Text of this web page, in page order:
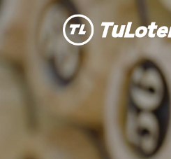
Skip
to
main